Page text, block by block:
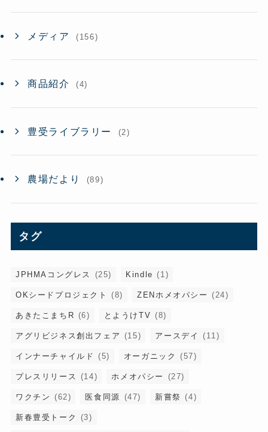
メディア (156)
商品紹介 (4)
豊受ライブラリー (2)
農場だより (89)
タグ
JPHMAコングレス (25) Kindle (1)
OKシードプロジェクト (8) ZENホメオパシー (24)
あきたこまちR (6) とようけTV (8)
アグリビジネス創出フェア (15) アースデイ (11)
インナーチャイルド (5) オーガニック (57)
プレスリリース (14) ホメオパシー (27)
ワクチン (62) 医食同源 (47) 新嘗祭 (4)
新春豊受トーク (3)